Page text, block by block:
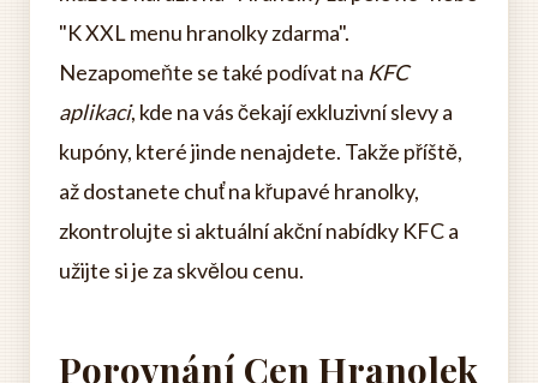
"K XXL menu hranolky zdarma".
Nezapomeňte se také podívat na KFC
aplikaci, kde na vás čekají exkluzivní slevy a
kupóny, které jinde nenajdete. Takže příště,
až dostanete chuť na křupavé hranolky,
zkontrolujte si aktuální akční nabídky KFC a
užijte si je za skvělou cenu.
Porovnání Cen Hranolek